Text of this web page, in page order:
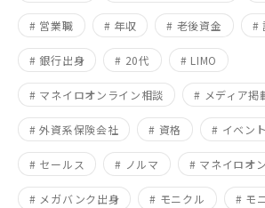
# 営業職 # 年収 # 老後資金 #
# 銀行出身 # 20代 # LIMO
# マネイロオンライン相談 # メディア掲
# 外資系保険会社 # 資格 # イベン
# セールス # ノルマ # マネイロオ
# メガバンク出身 # モニクル # モ